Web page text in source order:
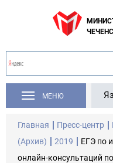
МЕНЮ
Главная Пресс-центр
(Архив)
2019
ЕГЭ по
онлайн-консультаций